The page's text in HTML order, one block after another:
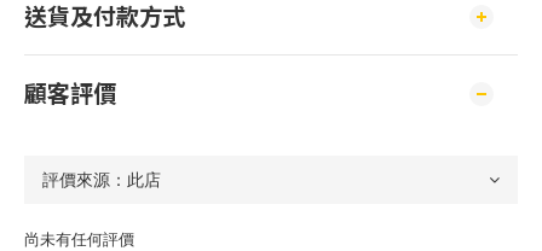
送貨及付款方式
顧客評價
尚未有任何評價